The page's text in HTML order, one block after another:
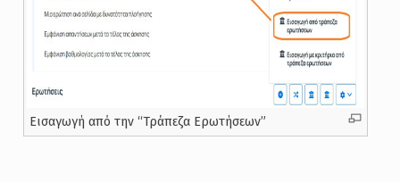
Εισαγωγή από την “Τράπεζα Ερωτήσεων”